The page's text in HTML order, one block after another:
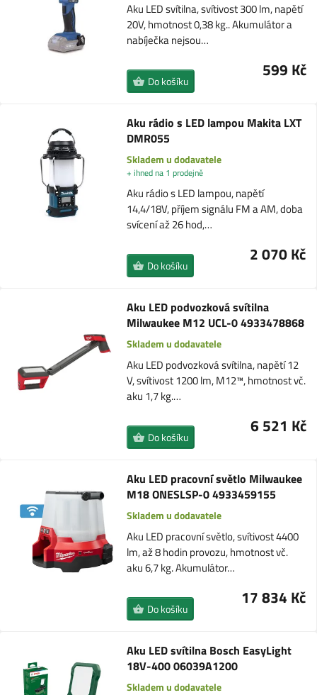
Aku LED svítilna, svítivost 300 lm, napětí
20V, hmotnost 0,38 kg.. Akumulátor a
nabíječka nejsou…
599 Kč
Do košíku
Aku rádio s LED lampou Makita LXT
DMR055
Skladem u dodavatele
+ ihned na 1 prodejně
Aku rádio s LED lampou, napětí
14,4/18V, příjem signálu FM a AM, doba
svícení až 26 hod,…
2 070 Kč
Do košíku
Aku LED podvozková svítilna
Milwaukee M12 UCL-0 4933478868
Skladem u dodavatele
Aku LED podvozková svítilna, napětí 12
V, svítivost 1200 lm, M12™, hmotnost vč.
aku 1,7 kg.…
6 521 Kč
Do košíku
Aku LED pracovní světlo Milwaukee
M18 ONESLSP-0 4933459155
Skladem u dodavatele
Aku LED pracovní světlo, svítivost 4400
lm, až 8 hodin provozu, hmotnost vč.
aku 6,7 kg. Akumulátor…
17 834 Kč
Do košíku
Aku LED svítilna Bosch EasyLight
18V-400 06039A1200
Skladem u dodavatele